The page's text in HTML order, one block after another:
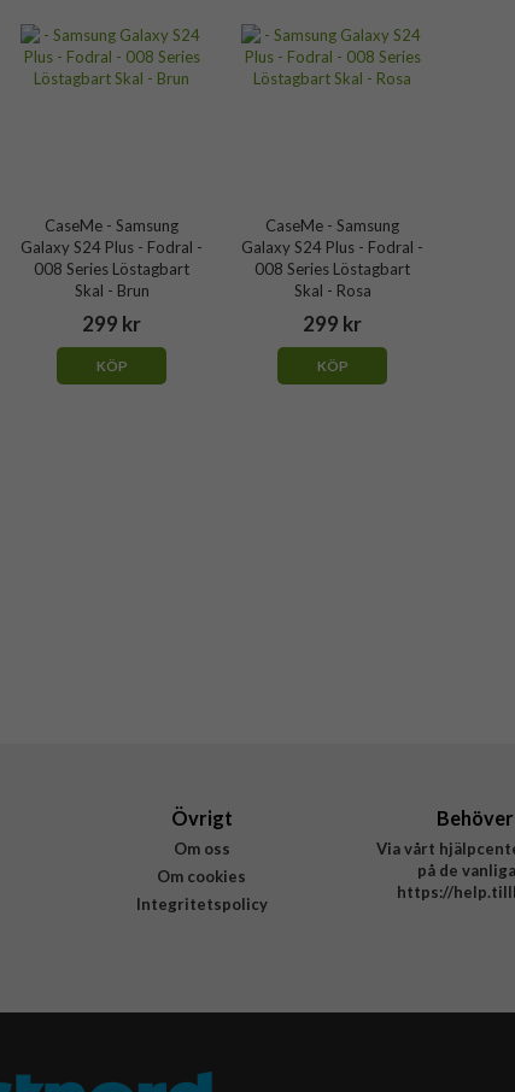
CaseMe - Samsung
Galaxy S24 Plus - Fodral -
008 Series Löstagbart
Skal - Brun
299 kr
KÖP
CaseMe - Samsung
Galaxy S24 Plus - Fodral -
008 Series Löstagbart
Skal - Rosa
299 kr
KÖP
Övrigt
Om oss
Om cookies
Integritetspolicy
Via vårt
på de
https://